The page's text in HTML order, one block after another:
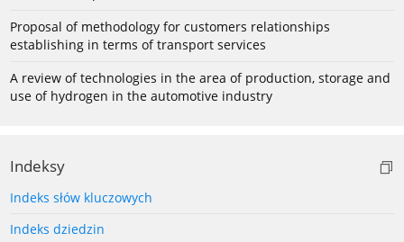
Proposal of methodology for customers relationships
establishing in terms of transport services
A review of technologies in the area of production, storage and
use of hydrogen in the automotive industry
Indeksy
Indeks słów kluczowych
Indeks dziedzin